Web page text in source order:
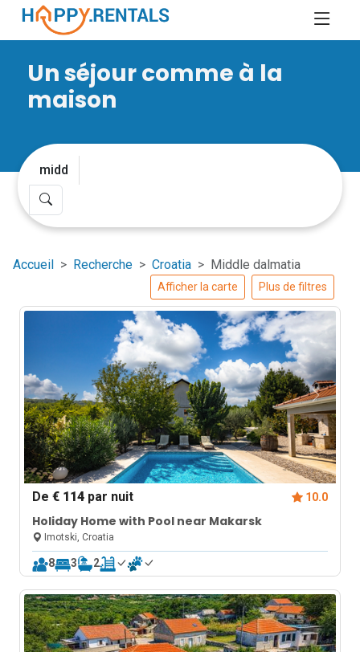
Un séjour comme à la
maison
Accueil Recherche Croatia Middle dalmatia
Afficher la carte Plus de filtres
De€ 114 par nuit 10.0
Holiday Home with Pool near Makarsk
Imotski, Croatia
8 3 2